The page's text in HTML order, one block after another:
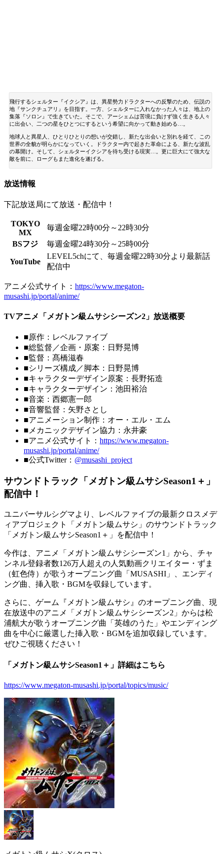
飛行するシェルター『イクシア』は、異星勢力ドラクターへの反撃のため、伝説の
地『サンクチュアリ』を目指す。一方、シェルターに入れなかった人々は、地上の
集落『ソロン』で生きていた。そこで、アーシェムは苦境に負けず強く生きる人々
に出会い、二つの星をひとつにするという希望に向かって動き始める…。
地球人と異星人、ひとりひとりの想いが交錯し、新たな出会いと別れを経て、この
世界の全貌が明らかになっていく。ドラクター内で起きた革命による、新たな波乱
の幕開け。そして、シェルターイクシアを待ち受ける現実…。更に巨大にて強大な
敵を前に、ローグもまた進化を遂げる。
放送情報
下記放送局にて放送・配信中！
TOKYO
MX
毎週金曜22時00分～22時30分
BSフジ
毎週金曜24時30分～25時00分
YouTube
LEVEL5chにて、毎週金曜22時30分より最新話
配信中
アニメ公式サイト： https://www.megaton-
musashi.jp/portal/anime/
TVアニメ「メガトン級ムサシシーズン2」放送概要
■原作：レベルファイブ
■総監督／企画・原案：日野晃博
■監督：髙橋滋春
■シリーズ構成／脚本：日野晃博
■キャラクターデザイン原案：長野拓造
■キャラクターデザイン：池田裕治
■音楽：西郷憲一郎
■音響監督：矢野さとし
■アニメーション制作：オー・エル・エム
■メカニックデザイン協力：永井豪
■アニメ公式サイト： https://www.megaton-
musashi.jp/portal/anime/
■公式Twitter： @musashi_project
サウンドトラック「メガトン級ムサシSeason1＋」
配信中！
ユニバーサルシグマより、レベルファイブの最新クロスメデ
ィアプロジェクト「メガトン級ムサシ」のサウンドトラック
「メガトン級ムサシSeason1＋」を配信中！
今作は、アニメ「メガトン級ムサシシーズン1」から、チャ
ンネル登録者数126万人超えの人気動画クリエイター・ずま
（虹色侍）が歌うオープニング曲「MUSASHI」、エンディ
ング曲、挿入歌・BGMを収録しています。
さらに、ゲーム『メガトン級ムサシ』のオープニング曲、現
在放送中のアニメ「メガトン級ムサシシーズン2」からは松
浦航大が歌うオープニング曲「英雄のうた」やエンディング
曲を中心に厳選した挿入歌・BGMを追加収録しています。
ぜひご視聴ください！
「メガトン級ムサシSeason1＋」詳細はこちら
https://www.megaton-musashi.jp/portal/topics/music/